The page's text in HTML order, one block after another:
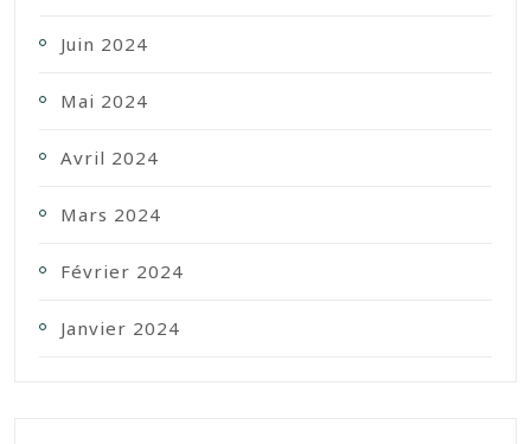
Juin 2024
Mai 2024
Avril 2024
Mars 2024
Février 2024
Janvier 2024